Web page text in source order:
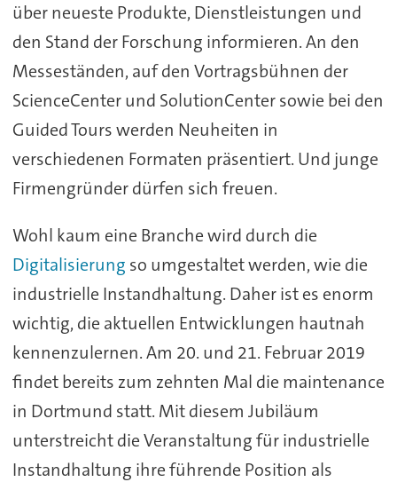
über neueste Produkte, Dienstleistungen und
den Stand der Forschung informieren. An den
Messeständen, auf den Vortragsbühnen der
ScienceCenter und SolutionCenter sowie bei den
Guided Tours werden Neuheiten in
verschiedenen Formaten präsentiert. Und junge
Firmengründer dürfen sich freuen.
Wohl kaum eine Branche wird durch die
Digitalisierung so umgestaltet werden, wie die
industrielle Instandhaltung. Daher ist es enorm
wichtig, die aktuellen Entwicklungen hautnah
kennenzulernen. Am 20. und 21. Februar 2019
findet bereits zum zehnten Mal die maintenance
in Dortmund statt. Mit diesem Jubiläum
unterstreicht die Veranstaltung für industrielle
Instandhaltung ihre führende Position als